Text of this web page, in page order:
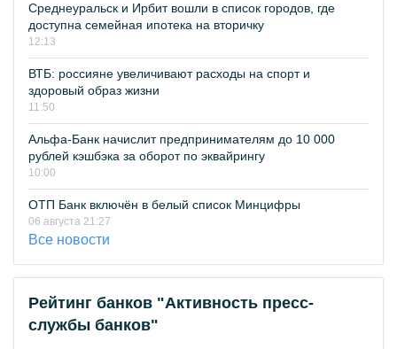
Среднеуральск и Ирбит вошли в список городов, где
доступна семейная ипотека на вторичку
12:13
ВТБ: россияне увеличивают расходы на спорт и
здоровый образ жизни
11:50
Альфа-Банк начислит предпринимателям до 10 000
рублей кэшбэка за оборот по эквайрингу
10:00
ОТП Банк включён в белый список Минцифры
06 августа 21:27
Все новости
Рейтинг банков "Активность пресс-
службы банков"